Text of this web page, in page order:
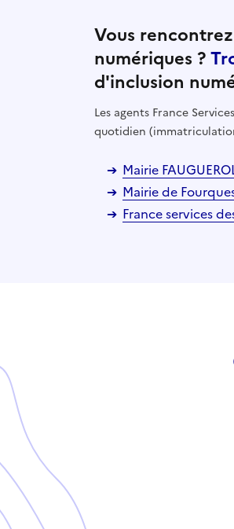
Vous
numériques ?
d'inclusion
Les agents France
quotidien
Mairie
Mairie de
France services